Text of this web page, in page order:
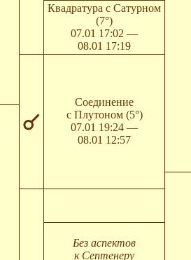
Квадратура с Сатурном
(7°)
07.01 17:02 —
08.01 17:19
Соединение
с Плутоном (5°)
07.01 19:24 —
08.01 12:57
Без аспектов
к Септенеру